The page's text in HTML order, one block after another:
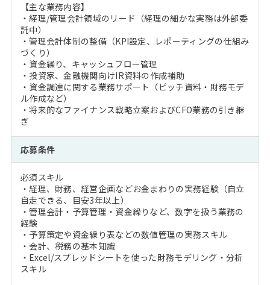
【主な業務内容】
・経理/管理会計領域のリード（経理の細かな実務は外部委
託中）
・管理会計体制の整備（KPI設定、レポーティングの仕組み
づくり）
・資金繰り、キャッシュフロー管理
・投資家、金融機関向けIR資料の作成補助
・資金調達に関する業務サポート（ピッチ資料・財務モデ
ル作成など）
・将来的なファイナンス戦略立案およびCFO業務の引き継
ぎ
応募条件
必須スキル
・経理、財務、経営企画などお金まわりの実務経験（自立
自走できる、目安3年以上）
・管理会計・予算管理・資金繰りなど、数字を扱う業務の
経験
・予算策定や資金繰り表などの数値管理の実務スキル
・会計、税務の基本知識
・Excel/スプレッドシートを使った財務モデリング・分析
スキル